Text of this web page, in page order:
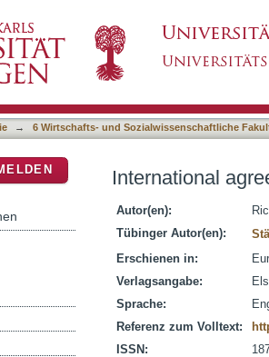
→ 6 Wirtschafts- und Sozialwissenschaftliche
International
Autor(en):
Tübinger Autor(en):
Erschienen in:
Verlagsangabe:
Sprache:
Referenz zum Volltext:
ISSN: